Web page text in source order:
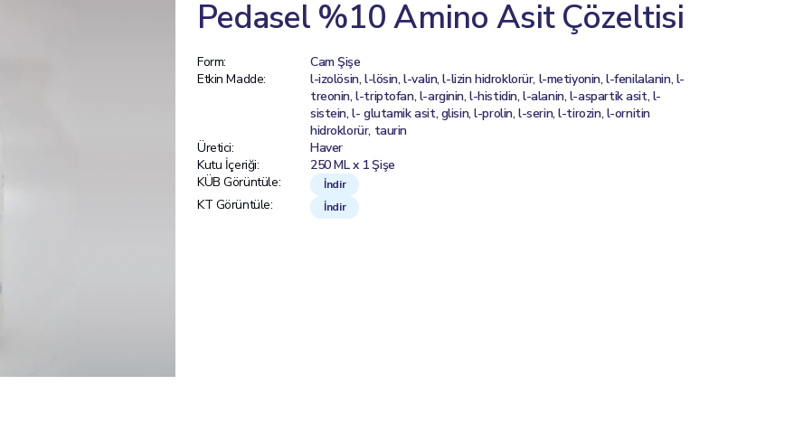
Pedasel %10 Amino Asit Çözeltisi
Form:
Cam Şişe
Etkin Madde:
l-izolösin, l-lösin, l-valin, l-lizin hidroklorür, l-metiyonin, l-fenilalanin, l-
treonin, l-triptofan, l-arginin, l-histidin, l-alanin, l-aspartik asit, l-
sistein, l- glutamik asit, glisin, l-prolin, l-serin, l-tirozin, l-ornitin
hidroklorür, taurin
Üretici:
Haver
Kutu İçeriği:
250 ML x 1 Şişe
KÜB Görüntüle:
İndir
KT Görüntüle: İndir